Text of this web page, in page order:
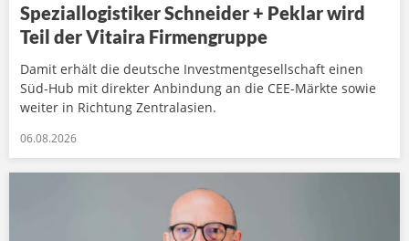
Speziallogistiker Schneider + Peklar wird
Teil der Vitaira Firmengruppe
Damit erhält die deutsche Investmentgesellschaft einen
Süd-Hub mit direkter Anbindung an die CEE-Märkte sowie
weiter in Richtung Zentralasien.
06.08.2026